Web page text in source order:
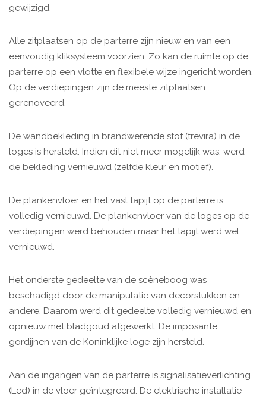
gewijzigd.
Alle zitplaatsen op de parterre zijn nieuw en van een
eenvoudig kliksysteem voorzien. Zo kan de ruimte op de
parterre op een vlotte en flexibele wijze ingericht worden.
Op de verdiepingen zijn de meeste zitplaatsen
gerenoveerd.
De wandbekleding in brandwerende stof (trevira) in de
loges is hersteld. Indien dit niet meer mogelijk was, werd
de bekleding vernieuwd (zelfde kleur en motief).
De plankenvloer en het vast tapijt op de parterre is
volledig vernieuwd. De plankenvloer van de loges op de
verdiepingen werd behouden maar het tapijt werd wel
vernieuwd.
Het onderste gedeelte van de scèneboog was
beschadigd door de manipulatie van decorstukken en
andere. Daarom werd dit gedeelte volledig vernieuwd en
opnieuw met bladgoud afgewerkt. De imposante
gordijnen van de Koninklijke loge zijn hersteld.
Aan de ingangen van de parterre is signalisatieverlichting
(Led) in de vloer geïntegreerd. De elektrische installatie